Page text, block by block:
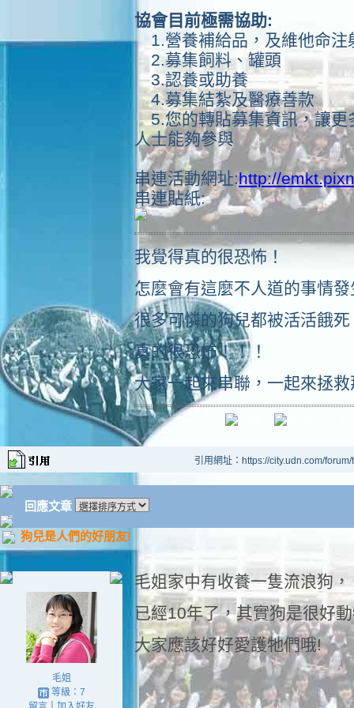
協會目前極需協助:
1.營養補給品，及維他命注
2.募集飼料、罐頭
3.認養或助養
4.募集結紮及醫療善款
5.您的轉貼募集資訊，讓更
人士能夠參與
串連活動網址:http://
串連貼紙:
我覺得真的很恐怖！
怎麼會有這麼不人道的事情
很多可憐的狗兒都被活活餓
真的很恐怖！！！
大家一起來串聯，一起來拯
引用網址：https://city.udn.com/
回應文章
狗兒是人們的好朋友!
毛姐
等級：7
毛姐家中有收養一隻流浪狗，
已經10年了，其實狗是很好
大家應該好好愛護牠們哦!